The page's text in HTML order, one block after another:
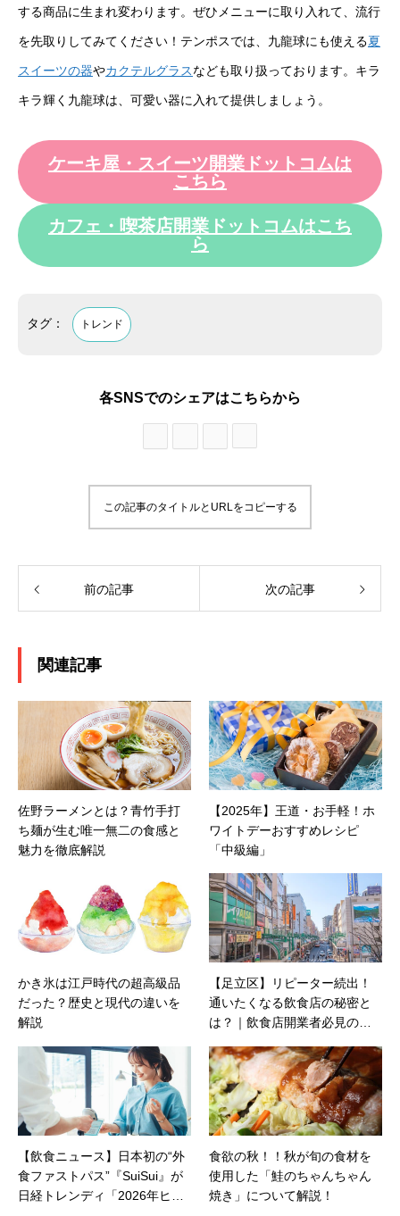
する商品に生まれ変わります。ぜひメニューに取り入れて、流行
を先取りしてみてください！テンポスでは、九龍球にも使える夏
スイーツの器やカクテルグラスなども取り扱っております。キラ
キラ輝く九龍球は、可愛い器に入れて提供しましょう。
ケーキ屋・スイーツ開業ドットコムは
こちら
カフェ・喫茶店開業ドットコムはこち
ら
タグ： トレンド
各SNSでのシェアはこちらから
この記事のタイトルとURLをコピーする
前の記事 次の記事
関連記事
佐野ラーメンとは？青竹手打
ち麺が生む唯一無二の食感と
魅力を徹底解説
【2025年】王道・お手軽！ホ
ワイトデーおすすめレシピ
「中級編」
かき氷は江戸時代の超高級品
だった？歴史と現代の違いを
解説
【足立区】リピーター続出！
通いたくなる飲食店の秘密と
は？｜飲食店開業者必見の成
【飲食ニュース】日本初の“外
食ファストパス”『SuiSui』が
日経トレンディ「2026年ヒッ
食欲の秋！！秋が旬の食材を
使用した「鮭のちゃんちゃん
焼き」について解説！